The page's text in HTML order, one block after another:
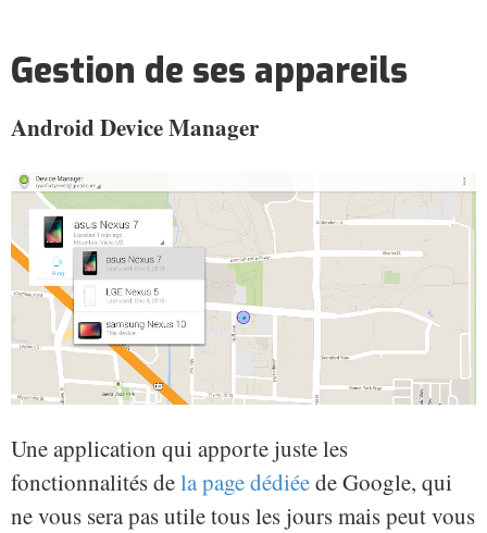
Gestion de ses appareils
Android Device Manager
Une application qui apporte juste les
fonctionnalités dela page dédiéede Google, qui
ne vous sera pas utile tous les jours mais peut vous